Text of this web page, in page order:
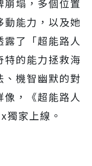
崩塌，多個位置
能力， 以及她
了「超能路人
特的能力拯救海
機智幽默的對
像，《超能路人
家上線。